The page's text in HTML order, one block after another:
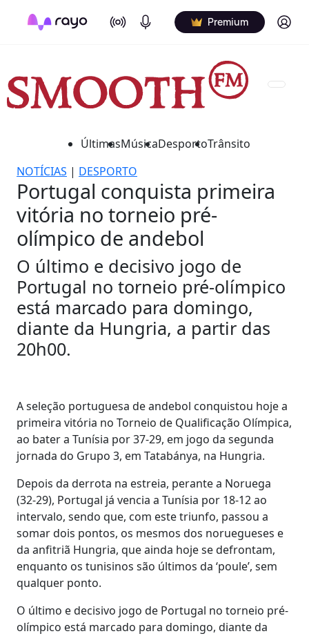
On Air Podcasts Premium Log in
ÚltimasMúsicaDesportoTrânsito
NOTÍCIAS | DESPORTO
Portugal conquista primeira
vitória no torneio pré-
olímpico de andebol
O último e decisivo jogo de
Portugal no torneio pré-olímpico
está marcado para domingo,
diante da Hungria, a partir das
20h00.
A seleção portuguesa de andebol conquistou hoje a
primeira vitória no Torneio de Qualificação Olímpica,
ao bater a Tunísia por 37-29, em jogo da segunda
jornada do Grupo 3, em Tatabánya, na Hungria.
Depois da derrota na estreia, perante a Noruega
(32-29), Portugal já vencia a Tunísia por 18-12 ao
intervalo, sendo que, com este triunfo, passou a
somar dois pontos, os mesmos dos noruegueses e
da anfitriã Hungria, que ainda hoje se defrontam,
enquanto os tunisinos são últimos da ‘poule’, sem
qualquer ponto.
O último e decisivo jogo de Portugal no torneio pré-
olímpico está marcado para domingo, diante da